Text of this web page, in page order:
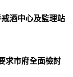
酒中心及監理站
求市府全面檢討